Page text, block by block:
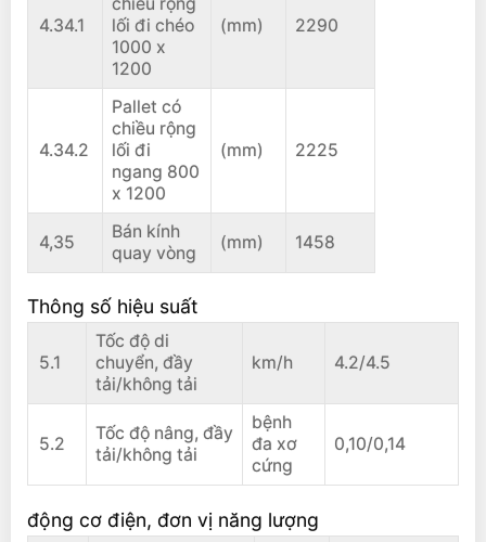
4.34.1
lối đi chéo
1000 x
1200
(mm) 2290
4.34.2
Pallet có
chiều rộng
lối đi
ngang 800
x 1200
(mm) 2225
4,35
Bán kính
quay vòng
(mm) 1458
Thông số hiệu suất
5.1
Tốc độ di
chuyển, đầy
tải/không tải
km/h 4.2/4.5
5.2
Tốc độ nâng, đầy
tải/không tải
bệnh
đa xơ
cứng
0,10/0,14
động cơ điện, đơn vị năng lượng